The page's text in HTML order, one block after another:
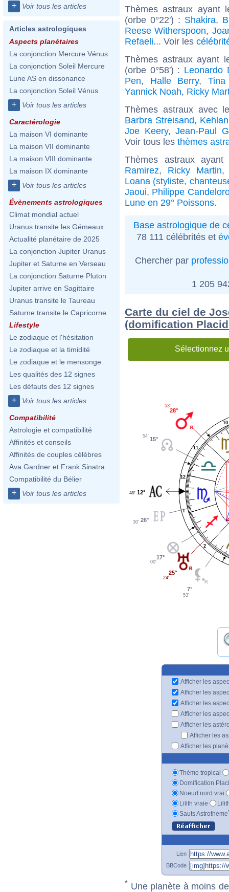
+ Voir tous les articles
Articles astrologiques
Aspects planétaires
La conjonction Mercure Vénus
La conjonction Soleil Mercure
Lune AS en dissonance
La conjonction Soleil Vénus
+ Voir tous les articles
Caractérologie
La maison VI dominante
La maison VII dominante
La maison VIII dominante
La maison IX dominante
+ Voir tous les articles
Évènements astrologiques
Climat mondial actuel
Uranus transite les Gémeaux
Actualité planétaire de 2025
La conjonction Jupiter Uranus
Jupiter et Saturne en Verseau
La conjonction Saturne Pluton
Jupiter arrive en Sagittaire
Uranus transite le Taureau
Saturne transite le Capricorne
Lifestyle
Le zodiaque et l'hésitation
Le zodiaque et la timidité
Le zodiaque et le mensonge
Les qualités des 12 signes
Les défauts des 12 signes
+ Voir tous les articles
Compatibilité
Astrologie et compatibilité
Affinités et conseils
Affinités de couples célèbres
Ava Gardner et Frank Sinatra
Compatibilité du Bélier
+ Voir tous les articles
Thèmes astraux ayant
(orbe 0°22') : Shakira,
Reese Witherspoon,
Refaeli... Voir les
Thèmes astraux ayant
(orbe 0°58') : Leonardo
Pen, Halle Berry, Tina
Yannick Noah, Ricky
Thèmes astraux avec
Barbra Streisand,
Joe Keery,Jean-Paul
Voir tous les thèmes
Thèmes astraux
Ramirez, Ricky Martin
Loana (styliste,
Jaoui, Philippe
Lune en 29° Poissons.
Base astrologique de
78 111 célébrités et
Chercher par
1 205
Carte du ciel de
(domification
Sélectionnez
1
2
10
11
12
28°
53'
15°
54'
12°
49'
26°
30'
17°
00'
25°
24'
7°
53'
Afficher les
Afficher les
Afficher les
Afficher les
Afficher les
Afficher les
Afficher les
Thème tropical
Domification
Noeud nord vrai
Lilith vraie
Sauts Astrotheme
Lien
BBCode
* Une planète à moins